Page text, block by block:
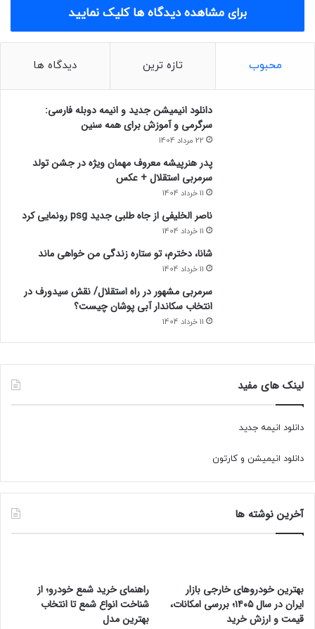
فضای نمایشگاه و موضوعات پنل‌ها پاسخ داد: محور
شرکت‌ها پربارتر شود.
درباره چالش‌های توزیع در صنعت پخش نیز رئیس هیئت
مدیره انجمن ملی صنعت پخش ایران گفت: بزرگ‌ترین
مشکل حال حاضر، عدم شناخت کافی از صنعت پخش
است. این صنعت در کل زنجیره ارزش نقش دارد و
گرانی برخی کالا‌ها به دلیل نبود زنجیره مناسب است.
شعار امسال ما هم‌افزایی برای نشر دانش و همکاری
کشور افزود: انجمن ملی صنعت پخش ایران با ۲۷۰۰
انبار، نقشی کلیدی دارد. امسال فضایی برای
شرکت‌های دانش‌بنیان و شتاب‌دهنده‌ها فراهم شده تا
منبع خبرگزاری دانشجو
برای مشاهده دیدگاه ها کلیک نمایید
محبوب تازه ترین دیدگاه ها
دانلود انیمیشن جدید و انیمه دوبله فارسی:
سرگرمی و آموزش برای همه سنین
22 مرداد 1404
پدر هنرپیشه معروف مهمان ویژه در جشن تولد
سرمربی استقلال + عکس
11 خرداد 1404
ناصر الخلیفی از جاه طلبی جدید psg رونمایی کرد
11 خرداد 1404
شانا، دخترم، تو ستاره زندگی من خواهی ماند
11 خرداد 1404
سرمربی مشهور در راه استقلال/ نقش سیدورف در
انتخاب سکاندار آبی پوشان چیست؟
11 خرداد 1404
لینک های مفید
دانلود انیمه جدید
دانلود انیمیشن و کارتون
آخرین نوشته ها
بهترین خودروهای خارجی بازار
ایران در سال ۱۴۰۵؛ بررسی امکانات،
قیمت و ارزش خرید
راهنمای خرید شمع خودرو؛ از
شناخت انواع شمع تا انتخاب
بهترین مدل